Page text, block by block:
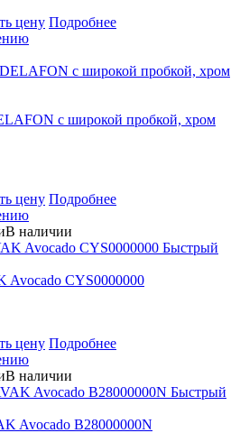
цену Подробнее
с широкой пробкой, хром
цену Подробнее
В наличии
Быстрый
CYS0000000
цену Подробнее
В наличии
Быстрый
Avocado B28000000N